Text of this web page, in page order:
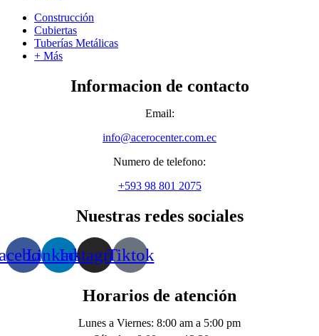
Construcción
Cubiertas
Tuberías Metálicas
+ Más
Informacion de contacto
Email:
info@acerocenter.com.ec
Numero de telefono:
+593 98 801 2075
Nuestras redes sociales
LinkedinInstagramTiktok
Horarios de atención
Lunes a Viernes: 8:00 am a 5:00 pm